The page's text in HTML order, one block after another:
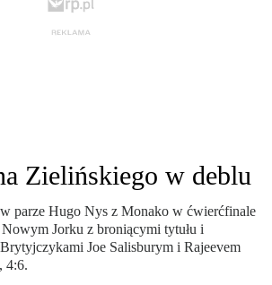
Zielińskiego w deblu
parze Hugo Nys z Monako w ćwierćfinale
Jorku z broniącymi tytułu i
Joe Salisburym i Rajeevem
4:6.